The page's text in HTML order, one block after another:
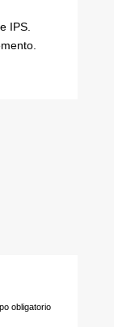
IPS.
obligatorio